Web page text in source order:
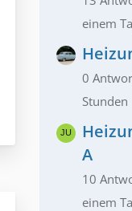
einem
0
Stunden
A
10
einem